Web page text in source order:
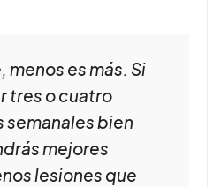
menos es más. Si
tres o cuatro
bien
mejores
lesiones que